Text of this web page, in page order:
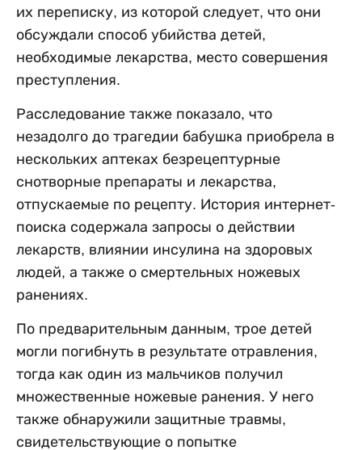
их переписку, из которой следует, что они
обсуждали способ убийства детей,
необходимые лекарства, место совершения
преступления.
Расследование также показало, что
незадолго до трагедии бабушка приобрела в
нескольких аптеках безрецептурные
снотворные препараты и лекарства,
отпускаемые по рецепту. История интернет-
поиска содержала запросы о действии
лекарств, влиянии инсулина на здоровых
людей, а также о смертельных ножевых
ранениях.
По предварительным данным, трое детей
могли погибнуть в результате отравления,
тогда как один из мальчиков получил
множественные ножевые ранения. У него
также обнаружили защитные травмы,
свидетельствующие о попытке